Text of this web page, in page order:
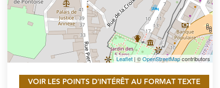
Leaflet | ©OpenStreetMapcontributors
VOIR LES POINTS D'INTÉRÊT AU FORMAT TEXTE